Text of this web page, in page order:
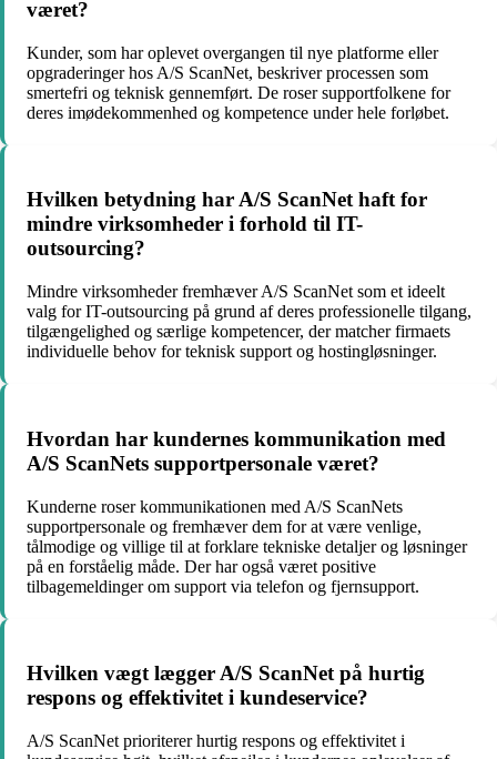
været?
Kunder, som har oplevet overgangen til nye platforme eller
opgraderinger hos A/S ScanNet, beskriver processen som
smertefri og teknisk gennemført. De roser supportfolkene for
deres imødekommenhed og kompetence under hele forløbet.
Hvilken betydning har A/S ScanNet haft for
mindre virksomheder i forhold til IT-
outsourcing?
Mindre virksomheder fremhæver A/S ScanNet som et ideelt
valg for IT-outsourcing på grund af deres professionelle tilgang,
tilgængelighed og særlige kompetencer, der matcher firmaets
individuelle behov for teknisk support og hostingløsninger.
Hvordan har kundernes kommunikation med
A/S ScanNets supportpersonale været?
Kunderne roser kommunikationen med A/S ScanNets
supportpersonale og fremhæver dem for at være venlige,
tålmodige og villige til at forklare tekniske detaljer og løsninger
på en forståelig måde. Der har også været positive
tilbagemeldinger om support via telefon og fjernsupport.
Hvilken vægt lægger A/S ScanNet på hurtig
respons og effektivitet i kundeservice?
A/S ScanNet prioriterer hurtig respons og effektivitet i